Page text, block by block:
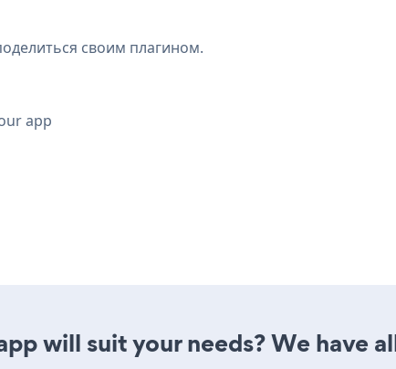
своим плагином.
app
will suit your needs? We have